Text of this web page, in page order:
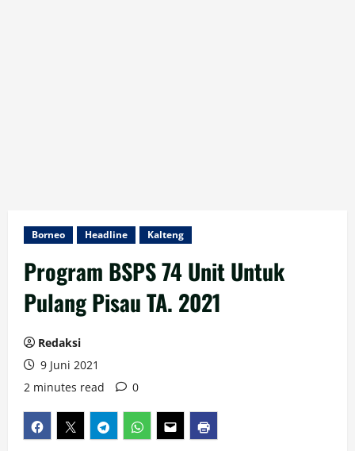
Borneo Headline Kalteng
Program BSPS 74 Unit Untuk
Pulang Pisau TA. 2021
Redaksi
9 Juni 2021
2 minutes read
0